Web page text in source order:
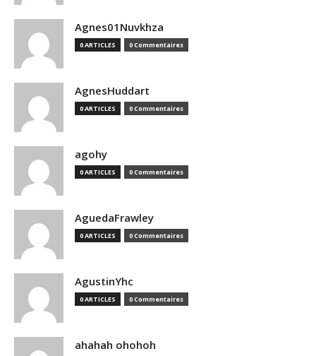
Agnes01Nuvkhza
0 ARTICLES 0 Commentaires
AgnesHuddart
0 ARTICLES 0 Commentaires
agohy
0 ARTICLES 0 Commentaires
AguedaFrawley
0 ARTICLES 0 Commentaires
AgustinYhc
0 ARTICLES 0 Commentaires
ahahah ohohoh